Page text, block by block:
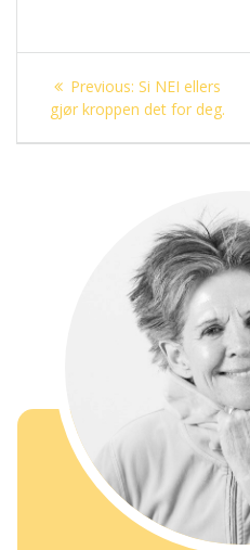
Innleggsnavigasjon
Previous: Previous
post:
Si NEI ellers
gjør kroppen det for deg.